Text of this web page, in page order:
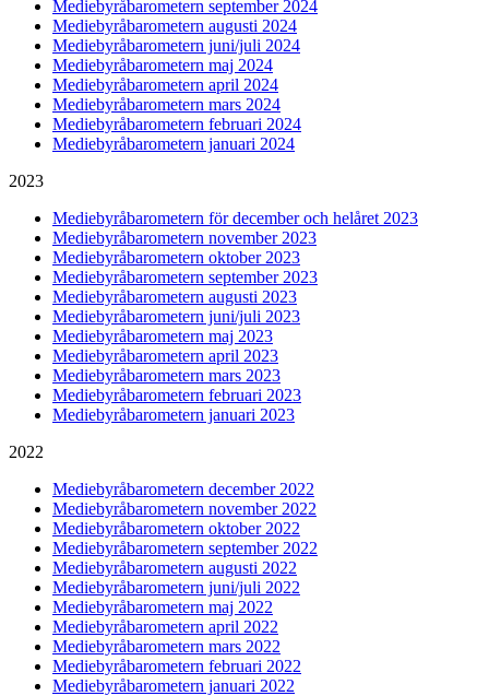
Mediebyråbarometern september 2024
Mediebyråbarometern augusti 2024
Mediebyråbarometern juni/juli 2024
Mediebyråbarometern maj 2024
Mediebyråbarometern april 2024
Mediebyråbarometern mars 2024
Mediebyråbarometern februari 2024
Mediebyråbarometern januari 2024
2023
Mediebyråbarometern för december och helåret 2023
Mediebyråbarometern november 2023
Mediebyråbarometern oktober 2023
Mediebyråbarometern september 2023
Mediebyråbarometern augusti 2023
Mediebyråbarometern juni/juli 2023
Mediebyråbarometern maj 2023
Mediebyråbarometern april 2023
Mediebyråbarometern mars 2023
Mediebyråbarometern februari 2023
Mediebyråbarometern januari 2023
2022
Mediebyråbarometern december 2022
Mediebyråbarometern november 2022
Mediebyråbarometern oktober 2022
Mediebyråbarometern september 2022
Mediebyråbarometern augusti 2022
Mediebyråbarometern juni/juli 2022
Mediebyråbarometern maj 2022
Mediebyråbarometern april 2022
Mediebyråbarometern mars 2022
Mediebyråbarometern februari 2022
Mediebyråbarometern januari 2022